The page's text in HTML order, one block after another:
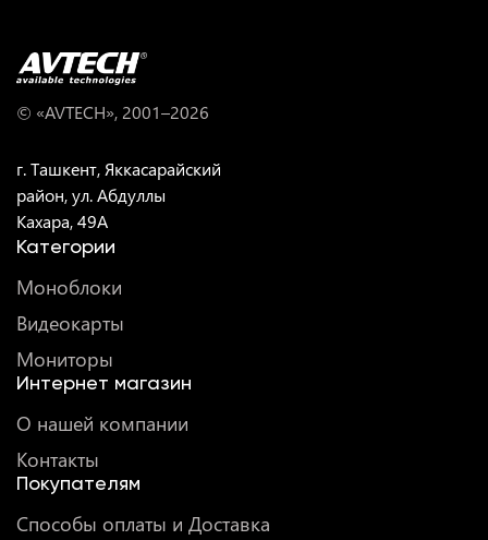
© «AVTECH», 2001–2026
г. Ташкент, Яккасарайский
район, ул. Абдуллы
Кахара, 49A
Категории
Моноблоки
Видеокарты
Мониторы
Интернет магазин
О нашей компании
Контакты
Покупателям
Способы оплаты и Доставка